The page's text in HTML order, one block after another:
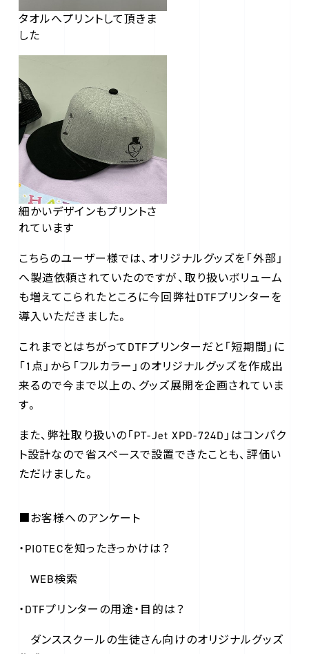
タオルへプリントして頂きま
した
細かいデザインもプリントさ
れています
こちらのユーザー様では、オリジナルグッズを「外部」
へ製造依頼されていたのですが、取り扱いボリューム
も増えてこられたところに今回弊社DTFプリンターを
導入いただきました。
これまでとはちがってDTFプリンターだと「短期間」に
「1点」から「フルカラー」のオリジナルグッズを作成出
来るので今まで以上の、グッズ展開を企画されていま
す。
また、弊社取り扱いの「PT-Jet XPD-724D」はコンパク
ト設計なので省スペースで設置できたことも、評価い
ただけました。
■お客様へのアンケート
・PIOTECを知ったきっかけは？
WEB検索
・DTFプリンターの用途・目的は？
ダンススクールの生徒さん向けのオリジナルグッズ